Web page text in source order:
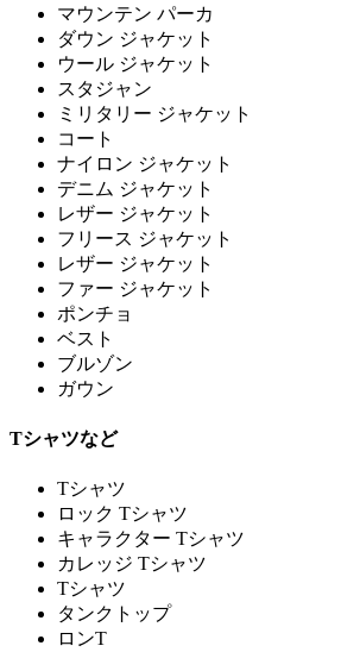
マウンテン パーカ
ダウン ジャケット
ウール ジャケット
スタジャン
ミリタリー ジャケット
コート
ナイロン ジャケット
デニム ジャケット
レザー ジャケット
フリース ジャケット
レザー ジャケット
ファー ジャケット
ポンチョ
ベスト
ブルゾン
ガウン
Tシャツなど
Tシャツ
ロック Tシャツ
キャラクター Tシャツ
カレッジ Tシャツ
Tシャツ
タンクトップ
ロンT